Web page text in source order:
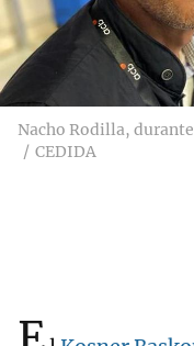
Nacho Rodilla,
CEDIDA